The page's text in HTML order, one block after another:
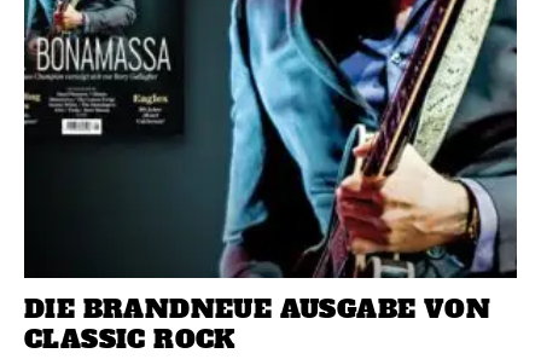
DIE BRANDNEUE AUSGABE VON
CLASSIC ROCK